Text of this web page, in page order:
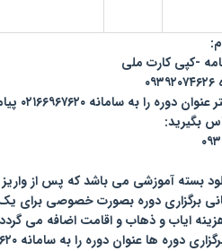
سامانه ۰۲۱۶۶۹۶۷۶۲۰ پیامک نمایید
بگیرید:
بسته آموزشی می باشد که پس از واریز
برگزاری دوره بصورت خصوصی برای
ایاب و ذهاب و اقامت اضافه می
عنوان دوره را به سامانه ۰۲۱۶۶۹۶۷۶۲۰ پیامک کنید.